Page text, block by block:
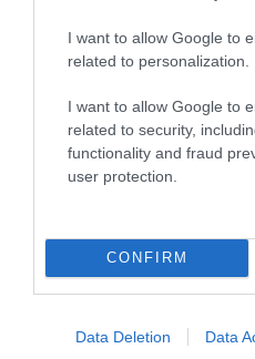
I want to allow Google to
related to personalization.
I want to allow Google to
related to security,
functionality and fraud
user protection.
CONFIRM
Data Deletion Data
28.04.2024 | 09:01
Πρόεδρος Ιράν:
θέλουμε»